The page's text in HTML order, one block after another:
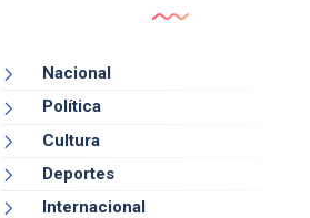
Nacional
Política
Cultura
Deportes
Internacional